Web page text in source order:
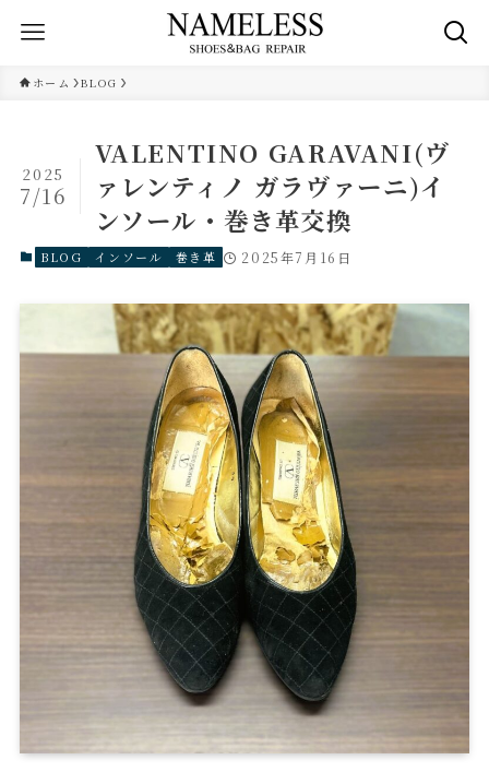
ホーム BLOG
VALENTINO GARAVANI(ヴ
ァレンティノ ガラヴァーニ)イ
ンソール・巻き革交換
2025
7/16
BLOG インソール 巻き革 2025年7月16日